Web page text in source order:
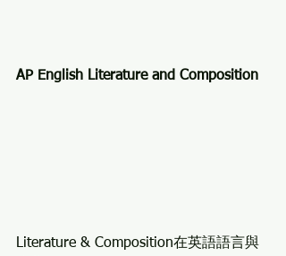
AP English Literature and Composition
Literature & Composition在英語語言與